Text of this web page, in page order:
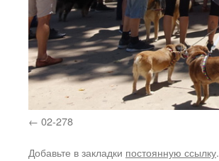
02-278
Добавьте в закладки постоянную ссылку.